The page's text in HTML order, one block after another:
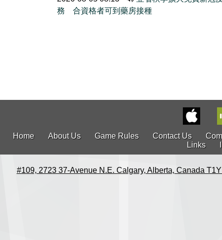
務 合資格者可到藥房接種
Home About Us Game Rules Contact Us
Links
#109, 2723 37-Avenue N.E. Calgary, Alberta, Canada